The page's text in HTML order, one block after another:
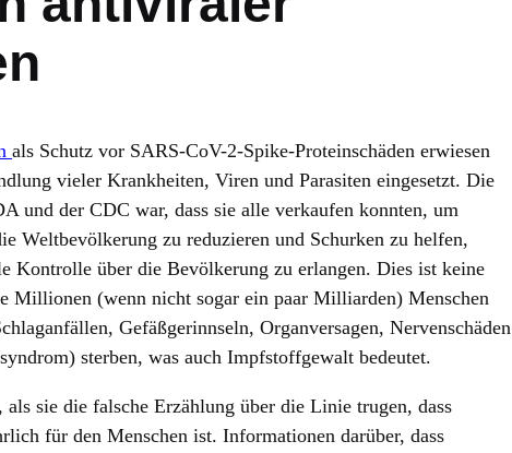
als Schutz vor SARS-CoV-2-Spike-Proteinschäden erwiesen
vieler Krankheiten, Viren und Parasiten eingesetzt. Die
und der CDC war, dass sie alle verkaufen konnten, um
Weltbevölkerung zu reduzieren und Schurken zu helfen,
Kontrolle über die Bevölkerung zu erlangen. Dies ist keine
Millionen (wenn nicht sogar ein paar Milliarden) Menschen
Gefäßgerinnseln, Organversagen, Nervenschäden
sterben, was auch Impfstoffgewalt bedeutet.
sie die falsche Erzählung über die Linie trugen, dass
für den Menschen ist. Informationen darüber, dass